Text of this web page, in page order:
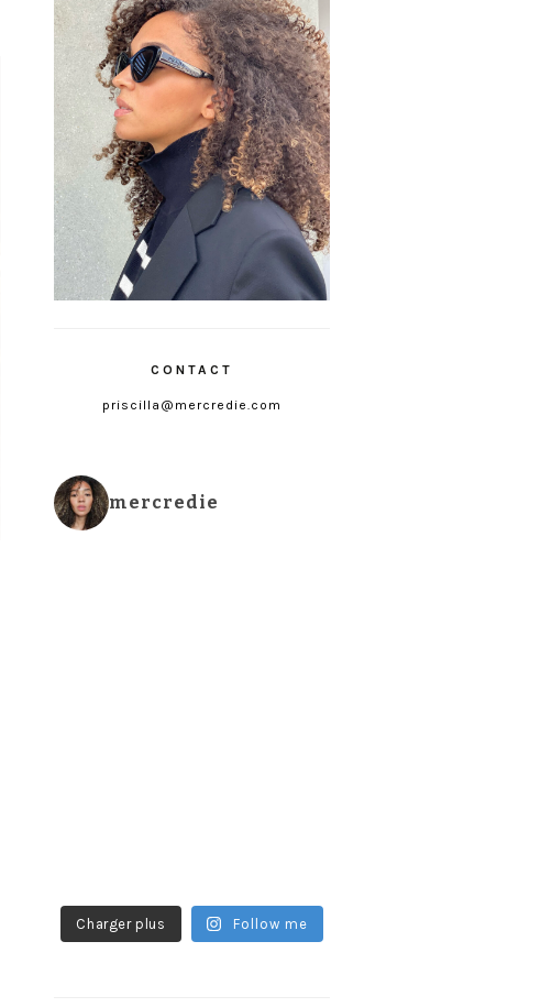
CONTACT
priscilla@mercredie.com
mercredie
Charger plus Follow me